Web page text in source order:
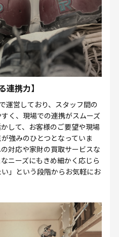
連携力】
運営しており、スタッフ間の
く、現場での連携がスムーズ
して、お客様のご要望や現場
強みのひとつとなっていま
対応や家財の買取サービスな
ニーズにもきめ細かく応じら
」という段階からお気軽にお